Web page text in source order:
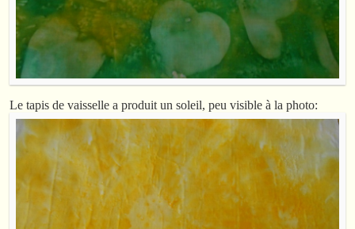
Le tapis de vaisselle a produit un soleil, peu visible à la photo: